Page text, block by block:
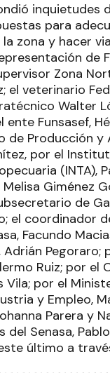
inquietudes
para
zona y hacer
de
Zona
el veterinario
Walter
Funsasef,
de Producción y
por el
(INTA),
Giménez
de
el coordinador
Facundo
Adrián Pegoraro;
Ruiz; por el
Vila; por el
y Empleo,
Parera y
del Senasa,
último a